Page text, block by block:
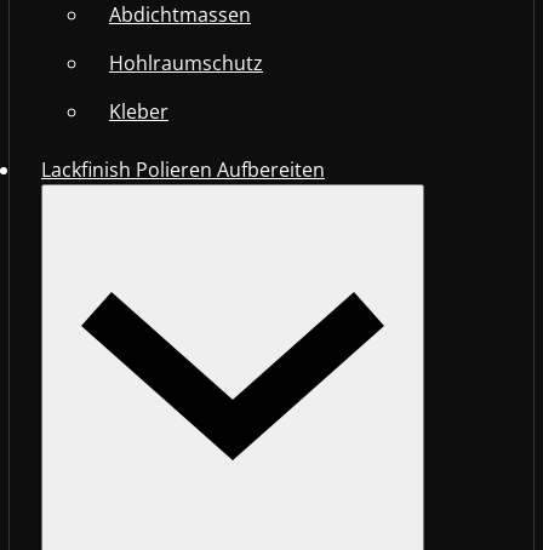
Abdichtmassen
Hohlraumschutz
Kleber
Lackfinish Polieren Aufbereiten